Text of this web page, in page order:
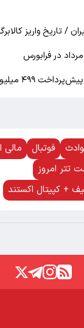
/ تاریخ واریز
فوتبال
مالی
تتر امروز
+ کپیتال اکستند